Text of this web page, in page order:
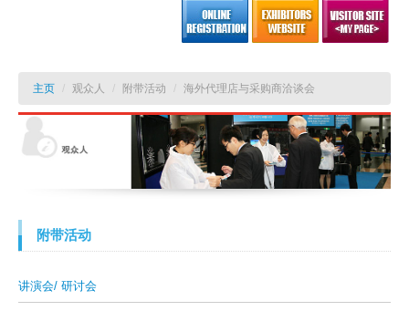
主页 / 观众人 / 附带活动 / 海外代理店与采购商洽谈会
附带活动
讲演会/ 研讨会